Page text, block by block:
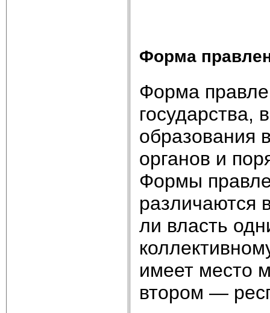
Форма
Форма
государства,
образования
органов и
Формы
различаются
ли власть
имеет место
втором —